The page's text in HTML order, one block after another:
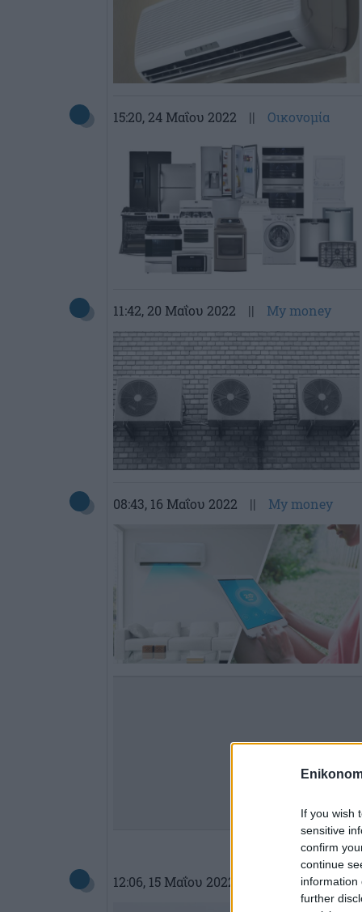
If you wish
sensitive
confirm
continue
information
further
15:20, 24 Μαΐου 2022 || Οικονομία
11:42, 20 Μαΐου 2022 || My money
08:43, 16 Μαΐου 2022 || My money
12:06, 15 Μαΐου 2022 My money